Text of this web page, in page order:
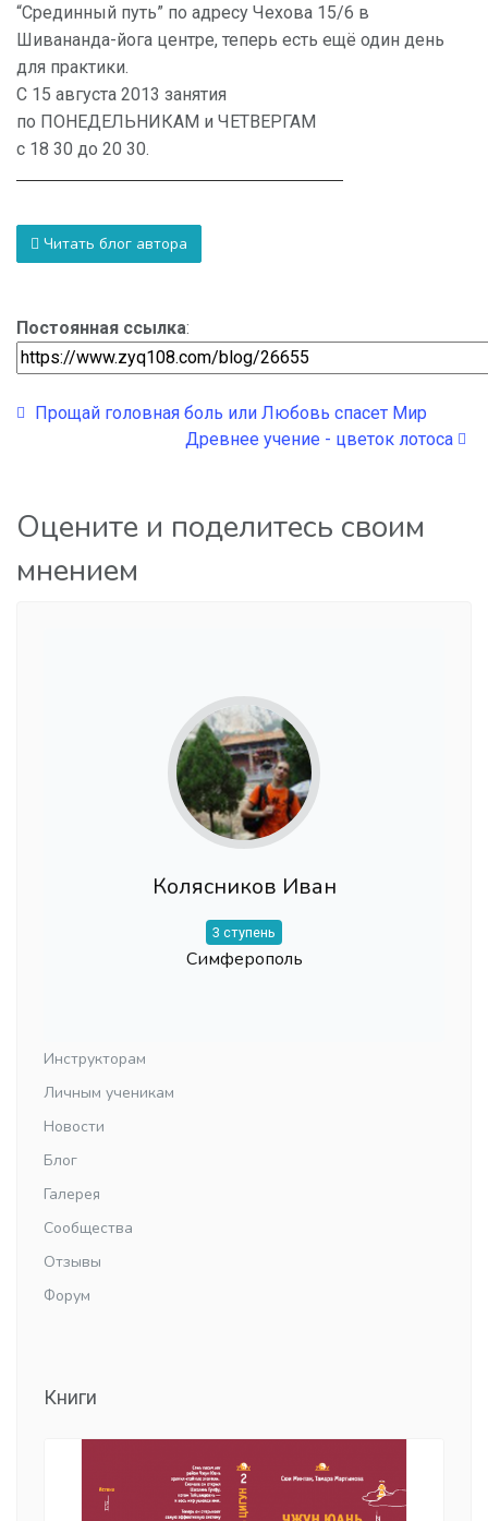
“Срединный путь” по адресу Чехова 15/6 в
Шивананда-йога центре, теперь есть ещё один день
для практики.
С 15 августа 2013 занятия
по ПОНЕДЕЛЬНИКАМ и ЧЕТВЕРГАМ
с 18 30 до 20 30.
Читать блог автора
Постоянная ссылка:
Прощай головная боль или Любовь спасет Мир
Древнее учение - цветок лотоса
Оцените и поделитесь своим
мнением
Колясников Иван
3 ступень
Симферополь
Инструкторам
Личным ученикам
Новости
Блог
Галерея
Сообщества
Отзывы
Форум
Книги